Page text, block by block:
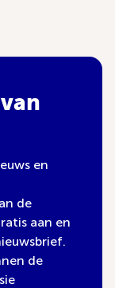
en
de
aan en
de